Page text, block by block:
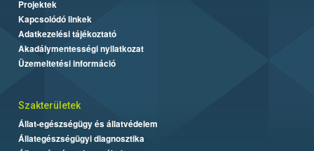
Projektek
Kapcsolódó linkek
Adatkezelési tájékoztató
Akadálymentességi nyilatkozat
Üzemeltetési információ
Szakterületek
Állat-egészségügy és állatvédelem
Állategészségügyi diagnosztika